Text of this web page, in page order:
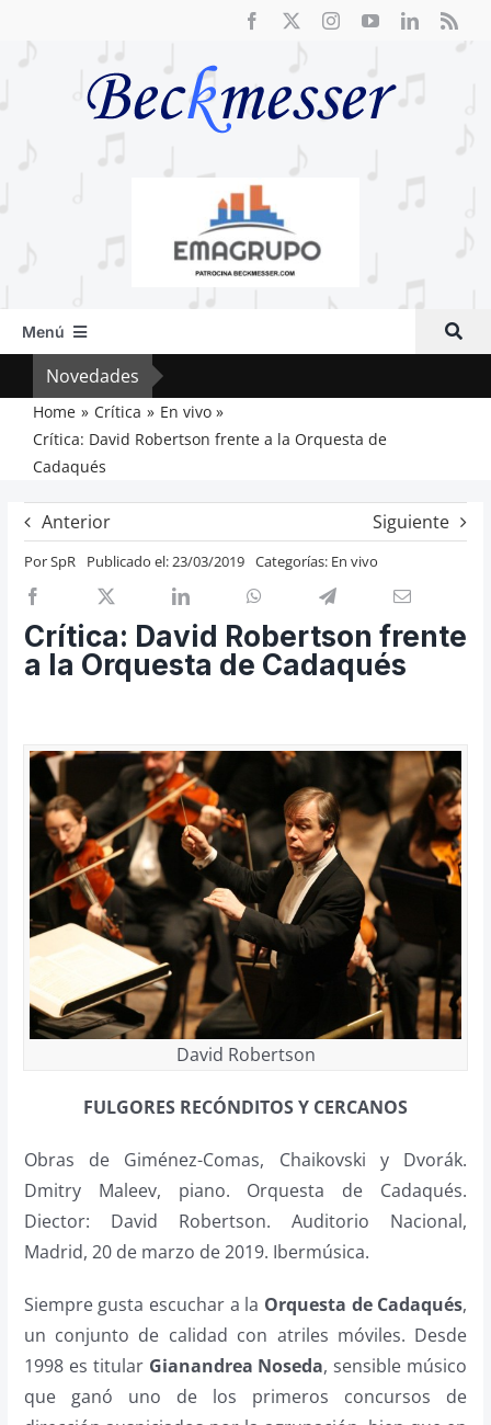
Menú
Inicio
Actual
Artículos
Previos de ópera
Entrevistas
Recomendación
Cosas de Beckmesser
Nosotros y privacidad
Novedades
Home Crítica
En vivo
Crítica: David Robertson frente a la Orquesta de
Cadaqués
Anterior Siguiente
PorSpR Publicado el: 23/03/2019 Categorías: En vivo
Crítica: David Robertson frente
a la Orquesta de Cadaqués
David Robertson
FULGORES RECÓNDITOS Y CERCANOS
Obras de Giménez-Comas, Chaikovski y Dvorák.
Dmitry Maleev, piano. Orquesta de Cadaqués.
Diector: David Robertson. Auditorio Nacional,
Madrid, 20 de marzo de 2019. Ibermúsica.
Siempre gusta escuchar a la Orquesta de Cadaqués,
un conjunto de calidad con atriles móviles. Desde
1998 es titular Gianandrea Noseda, sensible músico
que ganó uno de los primeros concursos de